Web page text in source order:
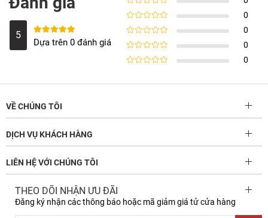
5 Rated 5out of
5Dựa trên 0 đánh giá
Rated
5
out
of
5
Rated
4
out
of
5
0
Rated
3
out
of
0
Rated
2
5
0
out
0
VỀ CHÚNG TÔI
DỊCH VỤ KHÁCH HÀNG
LIÊN HỆ VỚI CHÚNG TÔI
THEO DÕI NHẬN ƯU ĐÃI
Đăng ký nhận các thông báo hoặc mã giảm giá tử cửa hàng